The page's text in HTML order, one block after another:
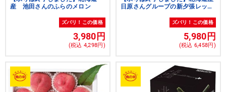
産 池田さんのふらのメロン
ズバリ！この価格
3,980円
(税込 4,298円)
日原さんグループの新夕張レッド
ズバリ！この価格
5,980円
(税込 6,458円)